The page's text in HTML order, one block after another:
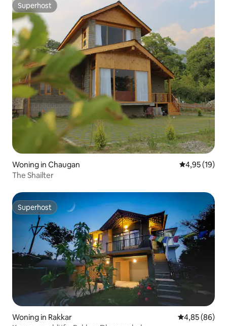
Superhost
Superhost
Woning in Chaugan Gemiddelde
4,95 (19)
The Shailter
Superhost
Superhost
Woning in Rakkar Gemiddelde
4,85 (86)